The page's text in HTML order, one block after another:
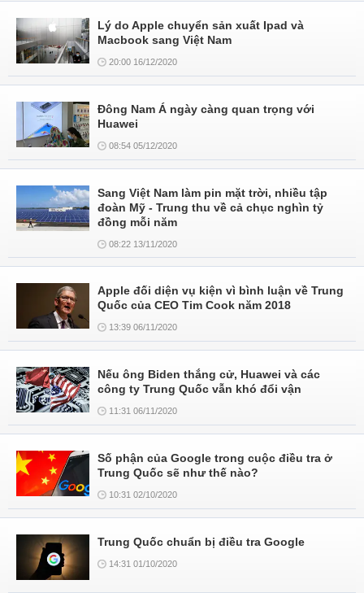
Lý do Apple chuyển sản xuất Ipad và
Macbook sang Việt Nam
20:00 16/12/2020
Đông Nam Á ngày càng quan trọng với
Huawei
08:54 05/12/2020
Sang Việt Nam làm pin mặt trời, nhiều tập
đoàn Mỹ - Trung thu về cả chục nghìn tỷ
đồng mỗi năm
08:22 13/11/2020
Apple đối diện vụ kiện vì bình luận về Trung
Quốc của CEO Tim Cook năm 2018
13:39 06/11/2020
Nếu ông Biden thắng cử, Huawei và các
công ty Trung Quốc vẫn khó đổi vận
11:31 06/11/2020
Số phận của Google trong cuộc điều tra ở
Trung Quốc sẽ như thế nào?
10:31 02/10/2020
Trung Quốc chuẩn bị điều tra Google
14:31 01/10/2020